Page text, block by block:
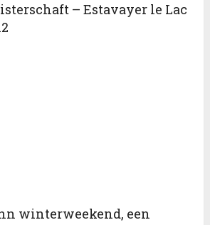
– Estavayer le Lac
winterweekend, een